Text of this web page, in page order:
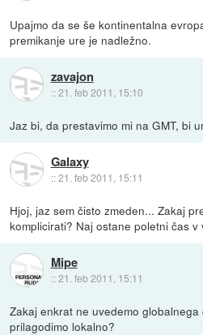
Upajmo da se še kontinentalna
premikanje ure je nadležno.
zavajon
::21. feb 2011, 15:10
Jaz bi, da prestavimo mi na GMT, bi
Galaxy
::21. feb 2011, 15:11
Hjoj, jaz sem čisto zmeden... Zakaj
komplicirati? Naj ostane poletni čas v
Mipe
::21. feb 2011, 15:11
Zakaj enkrat ne uvedemo
prilagodimo lokalno?